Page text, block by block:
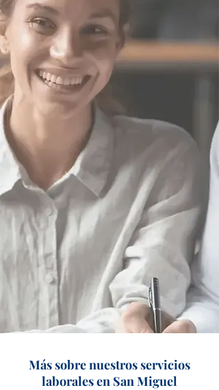
Más sobre nuestros servicios
laborales en San Miguel